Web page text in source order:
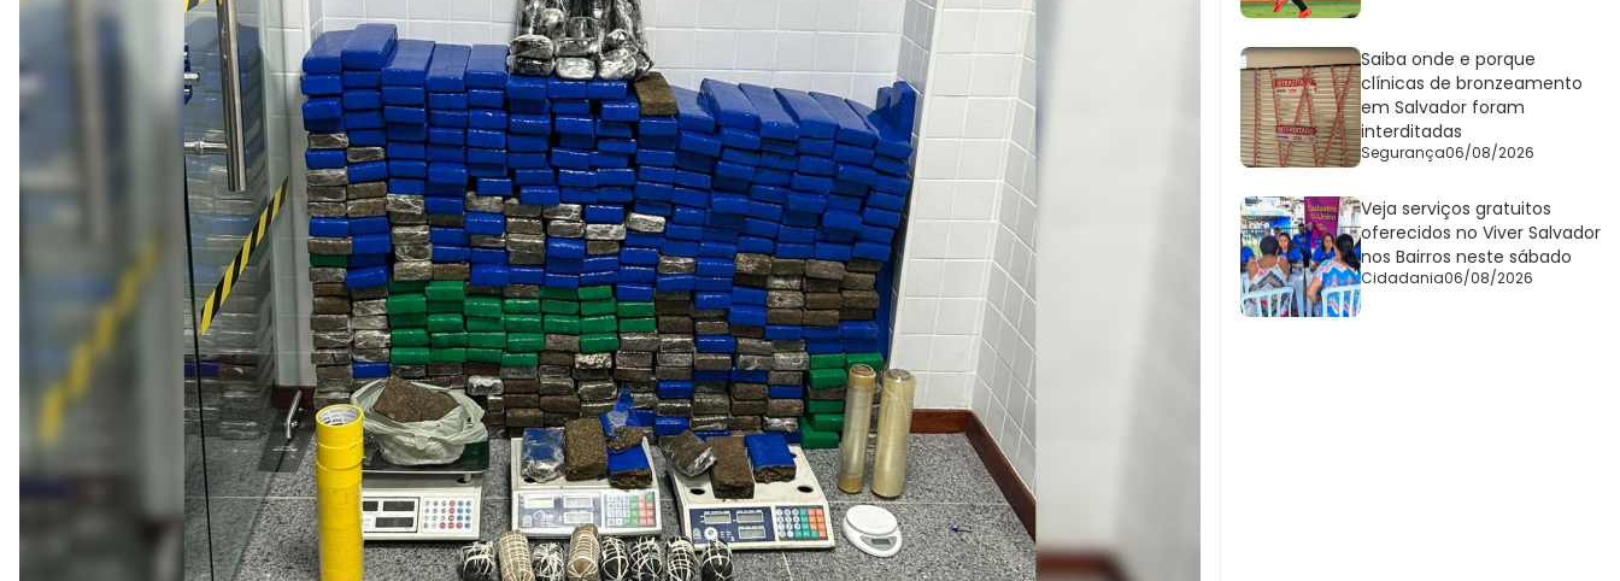
Saiba onde e porque
clínicas de bronzeamento
em Salvador foram
interditadas
Segurança06/08/2026
Veja serviços gratuitos
oferecidos no Viver Salvador
nos Bairros neste sábado
Cidadania06/08/2026